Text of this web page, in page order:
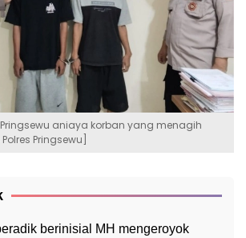
aniaya korban yang menagih
Pringsewu]
berinisial MH mengeroyok